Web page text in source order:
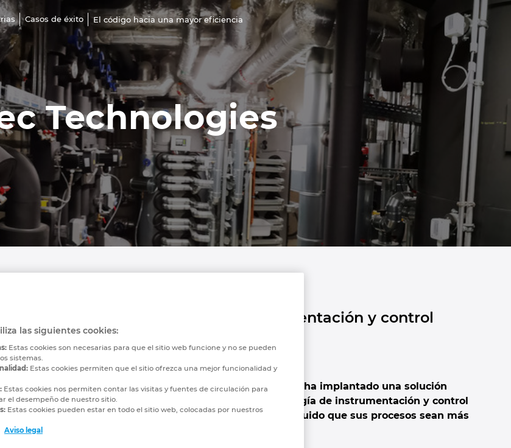
Casos de éxito El código hacia una mayor eficiencia
Technologies
una mayor eficiencia
y programa tecnología de instrumentación y control
y sistemas de plantas.
de edificios coherente y fiable, Protec Technologies ha implantado una solución
La empresa diseña, construye y programa tecnología de instrumentación y control
de plantas y, con la ayuda de EPLAN, ha conseguido que sus procesos sean más
eficientes.
las siguientes cookies:
Estas cookies son necesarias para que el sitio web funcione y no se pueden
sistemas.
Estas cookies permiten que el sitio ofrezca una mejor funcionalidad y
Estas cookies nos permiten contar las visitas y fuentes de circulación para
el desempeño de nuestro sitio.
Estas cookies pueden estar en todo el sitio web, colocadas por nuestros
Aviso legal